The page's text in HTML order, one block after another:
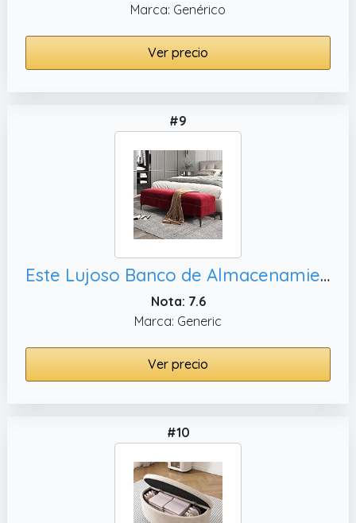
Marca: Genérico
Ver precio
#9
Este Lujoso Banco de Almacenamiento tapizado en Terciopelo Rojo Vino con cajonera, no Requiere Montaje. Medidas: 35 x 16 x 17 Pulgadas.
Nota: 7.6
Marca: Generic
Ver precio
#10